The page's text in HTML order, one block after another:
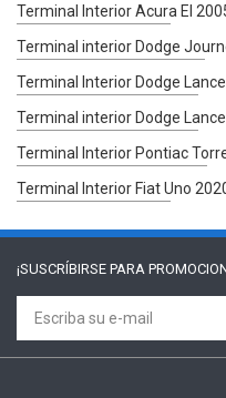
Terminal Interior Acura El
Terminal interior Dodge
Terminal Interior Dodge
Terminal interior Dodge
Terminal Interior Pontiac
Terminal Interior Fiat Uno
¡SUSCRÍBIRSE PARA